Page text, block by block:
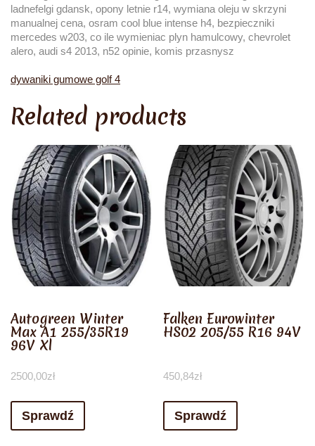
ladnefelgi gdansk, opony letnie r14, wymiana oleju w skrzyni
manualnej cena, osram cool blue intense h4, bezpieczniki
mercedes w203, co ile wymieniac plyn hamulcowy, chevrolet
alero, audi s4 2013, n52 opinie, komis przasnysz
dywaniki gumowe golf 4
Related products
Autogreen Winter
Max A1 255/35R19
96V Xl
2500,00zł
Sprawdź
Falken Eurowinter
HS02 205/55 R16 94V
450,84zł
Sprawdź